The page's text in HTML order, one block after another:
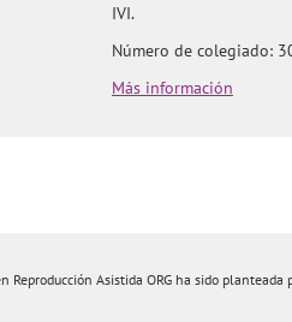
IVI.
Número de colegiado:
Más información
Reproducción Asistida ORG ha sido